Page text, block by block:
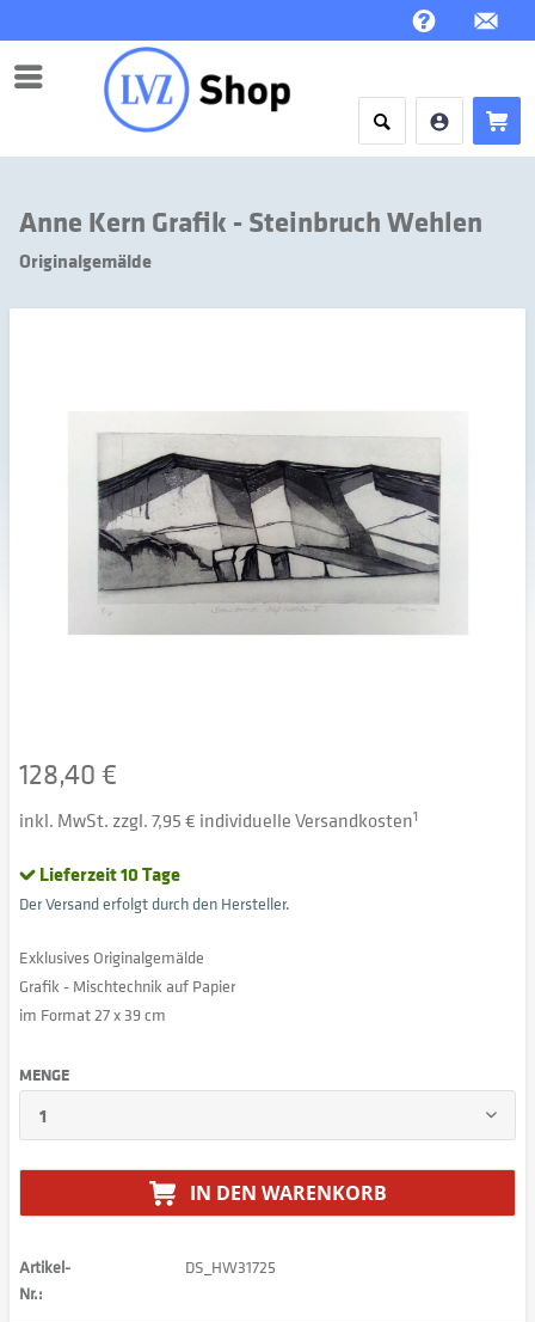
Menü
Anne Kern Grafik - Steinbruch Wehlen
Originalgemälde
128,40 €
inkl. MwSt. zzgl. 7,95 € individuelle Versandkosten1
Lieferzeit 10 Tage
Der Versand erfolgt durch den Hersteller.
Exklusives Originalgemälde
Grafik - Mischtechnik auf Papier
im Format 27 x 39 cm
MENGE
IN DEN WARENKORB
Artikel-
Nr.:
DS_HW31725